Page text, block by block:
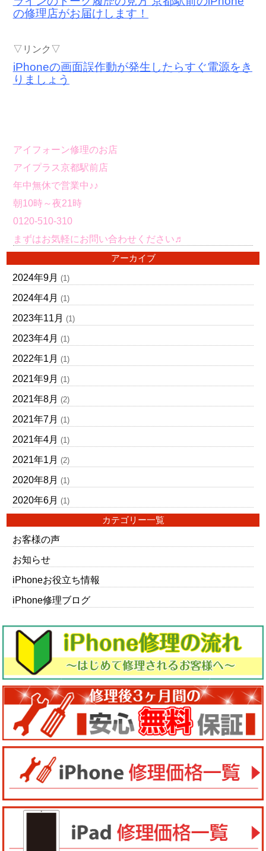
の修理店がお届けします！
▽リンク▽
iPhoneの画面誤作動が発生したらすぐ電源をき
りましょう
アイフォーン修理のお店
アイプラス京都駅前店
年中無休で営業中♪♪
朝10時～夜21時
0120-510-310
まずはお気軽にお問い合わせください♬
アーカイブ
2024年9月 (1)
2024年4月 (1)
2023年11月 (1)
2023年4月 (1)
2022年1月 (1)
2021年9月 (1)
2021年8月 (2)
2021年7月 (1)
2021年4月 (1)
2021年1月 (2)
2020年8月 (1)
2020年6月 (1)
カテゴリー一覧
お客様の声
お知らせ
iPhoneお役立ち情報
iPhone修理ブログ